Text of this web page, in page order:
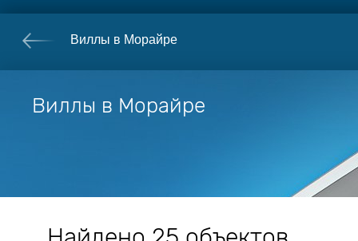
Виллы в Морайре
Виллы в Морайре